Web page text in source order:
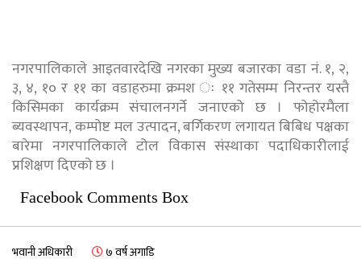
नगरपालिकाले आइतवारदेखि नगरका मुख्य बजारका वडा नं. १, २,
३, ४, १० र ११ का वडाहरुमा क्रमश ः ११ गतेसम्म निरन्तर यस्तै
किसिमका कार्यक्रम संचालनगर्ने जनाएको छ । फोहोरमैला
ब्यवस्थापन, कम्पोष्ट मल उत्पादन, बर्गिकरण लगायत बिबिध पक्षका
बारेमा नगरपालिकाले टोल विकास संस्थाका पदाधिकारीलाई
प्रशिक्षण दिएको छ ।
Facebook Comments Box
भवानी अधिकारी ७ वर्ष अगाडि